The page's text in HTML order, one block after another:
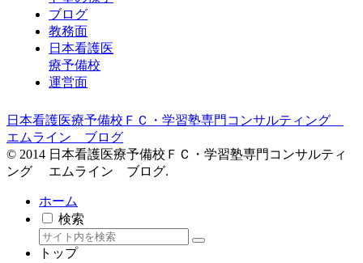
ブログ
教務面
日本看護医
療予備校
運営面
日本看護医療予備校ＦＣ・学習塾専門コンサルティング
エムライン ブログ
© 2014 日本看護医療予備校ＦＣ・学習塾専門コンサルティ
ング エムライン ブログ.
ホーム
検索
トップ